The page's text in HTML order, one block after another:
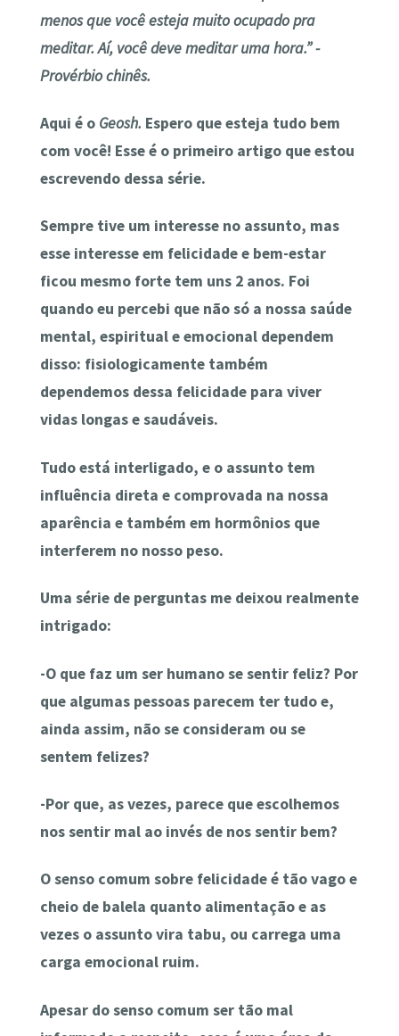
menos que você esteja muito ocupado pra
meditar. Aí, você deve meditar uma hora.” -
Provérbio chinês.
Aqui é o Geosh. Espero que esteja tudo bem
com você! Esse é o primeiro artigo que estou
escrevendo dessa série.
Sempre tive um interesse no assunto, mas
esse interesse em felicidade e bem-estar
ficou mesmo forte tem uns 2 anos. Foi
quando eu percebi que não só a nossa saúde
mental, espiritual e emocional dependem
disso: fisiologicamente também
dependemos dessa felicidade para viver
vidas longas e saudáveis.
Tudo está interligado, e o assunto tem
influência direta e comprovada na nossa
aparência e também em hormônios que
interferem no nosso peso.
Uma série de perguntas me deixou realmente
intrigado:
-O que faz um ser humano se sentir feliz? Por
que algumas pessoas parecem ter tudo e,
ainda assim, não se consideram ou se
sentem felizes?
-Por que, as vezes, parece que escolhemos
nos sentir mal ao invés de nos sentir bem?
O senso comum sobre felicidade é tão vago e
cheio de balela quanto alimentação e as
vezes o assunto vira tabu, ou carrega uma
carga emocional ruim.
Apesar do senso comum ser tão mal